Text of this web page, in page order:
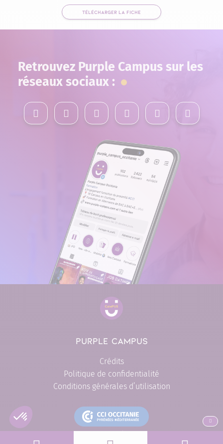
TÉLÉCHARGER LA FICHE
Retrouvez Purple Campus sur les
réseaux sociaux :
ALLER
PURPLE CAMPUS
Crédits
Politique de confidentialité
Conditions générales d’utilisation